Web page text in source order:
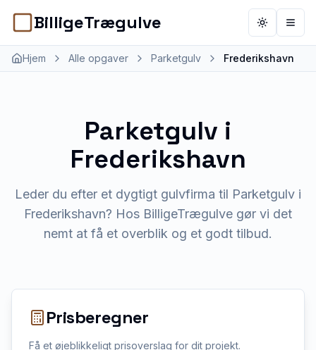
BilligeTrægulve ToggleÅbn
Hjem Alle opgaver Parketgulv Frederikshavn
Parketgulv i
Frederikshavn
Leder du efter et dygtigt gulvfirma til Parketgulv i
Frederikshavn? Hos BilligeTrægulve gør vi det
nemt at få et overblik og et godt tilbud.
Prisberegner
Få et øjeblikkeligt prisoverslag for dit projekt.